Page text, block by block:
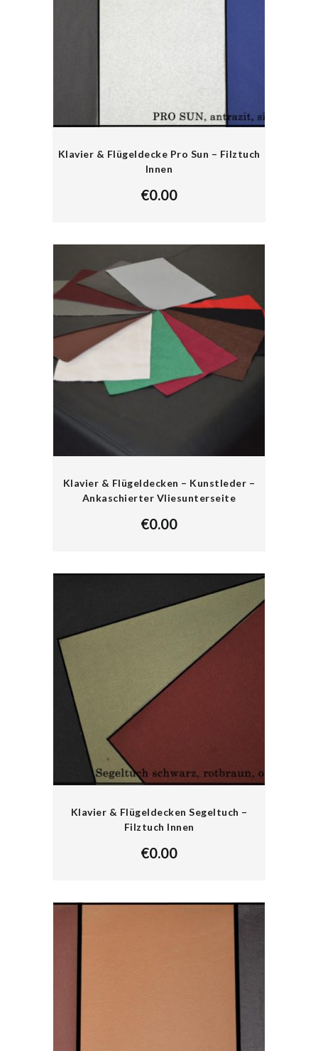
Klavier & Flügeldecke Pro Sun – Filztuch
Innen
€0.00
Klavier & Flügeldecken – Kunstleder –
Ankaschierter Vliesunterseite
€0.00
Klavier & Flügeldecken Segeltuch –
Filztuch Innen
€0.00